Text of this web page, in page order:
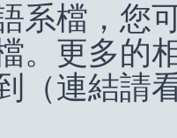
系檔，您
。更多的
（連結請